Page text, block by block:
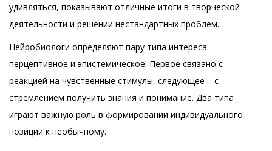
удивляться, показывают отличные итоги в творческой
деятельности и решении нестандартных проблем.
Нейробиологи определяют пару типа интереса:
перцептивное и эпистемическое. Первое связано с
реакцией на чувственные стимулы, следующее – с
стремлением получить знания и понимание. Два типа
играют важную роль в формировании индивидуального
позиции к необычному.